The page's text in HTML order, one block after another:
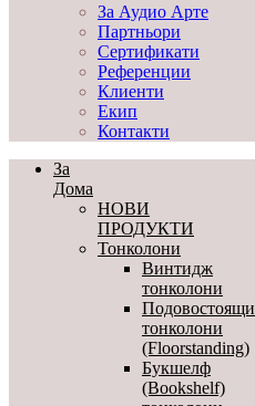
За Аудио Арте
Партньори
Сертификати
Референции
Клиенти
Екип
Контакти
За
Дома
НОВИ
ПРОДУКТИ
Тонколони
Винтидж
тонколони
Подовостоящи
тонколони
(Floorstanding)
Букшелф
(Bookshelf)